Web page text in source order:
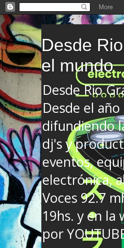
Desde
el mundo
Desde Rio
Desde el
difundiendo
dj's y
eventos,
electrónica,
Voces 92.7
19hs. y en la
por